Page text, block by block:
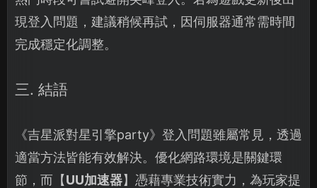
現登入問題，建議稍候再試，因伺服器通常需時間
完成穩定化調整。
三. 結語
《吉星派對星引擎party》登入問題雖屬常見，透過
適當方法皆能有效解決。優化網路環境是關鍵環
節，而【UU加速器】憑藉專業技術實力，為玩家提